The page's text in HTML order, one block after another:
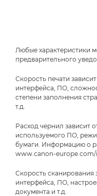
Любые характеристики
предварительного
Скорость печати
интерфейса, ПО,
степени заполнения
т.д.
Расход чернил зависит
используемого ПО,
бумаги. Информацию о
www.canon-europe.com/
Скорость сканирования
интерфейса, ПО,
документа и т.д.